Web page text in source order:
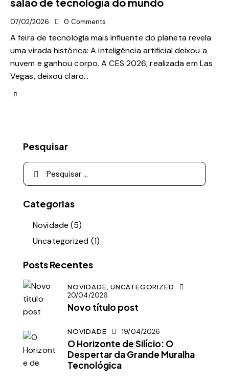
07/02/2026 0 Comments
A feira de tecnologia mais influente do planeta revela
uma virada histórica: A inteligência artificial deixou a
nuvem e ganhou corpo. A CES 2026, realizada em Las
Vegas, deixou claro…
Pesquisar
Categorias
Novidade (5)
Uncategorized (1)
Posts Recentes
NOVIDADE,UNCATEGORIZED
20/04/2026
Novo título post
NOVIDADE 19/04/2026
O Horizonte de Silício: O
Despertar da Grande Muralha
Tecnológica